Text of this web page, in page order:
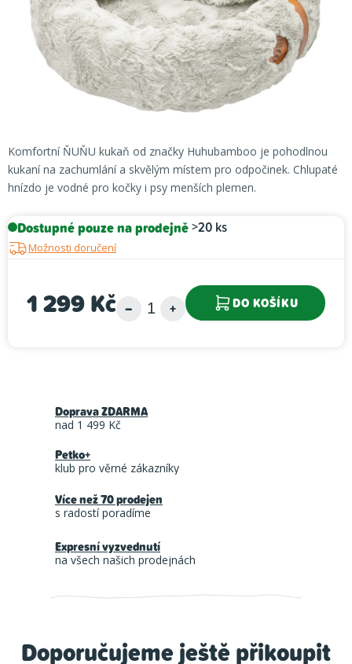
Komfortní ŇUŇU kukaň od značky Huhubamboo je pohodlnou
kukaní na zachumlání a skvělým místem pro odpočinek. Chlupaté
hnízdo je vodné pro kočky i psy menších plemen.
Dostupné pouze na prodejně>20 ks
Možnosti doručení
1 299 Kč DO KOŠÍKU
Doporučujeme ještě přikoupit
Doprava ZDARMA
nad 1 499 Kč
Petko+
klub pro věrné zákazníky
Více než 70 prodejen
s radostí poradíme
Expresní vyzvednutí
na všech našich prodejnách